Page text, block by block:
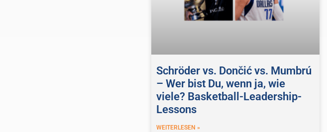
Schröder vs. Dončić vs. Mumbrú
– Wer bist Du, wenn ja, wie
viele? Basketball-Leadership-
Lessons
WEITERLESEN »